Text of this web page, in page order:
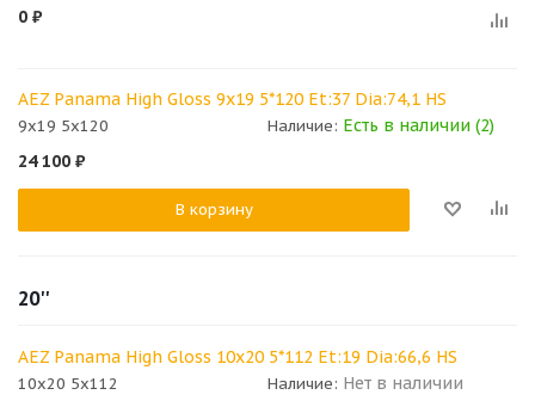
0 ₽
AEZ Panama High Gloss 9x19 5*120 Et:37 Dia:74,1 HS
9x19 5x120 Наличие: Есть в наличии (2)
24 100 ₽
В корзину
20''
AEZ Panama High Gloss 10x20 5*112 Et:19 Dia:66,6 HS
10x20 5x112 Наличие: Нет в наличии